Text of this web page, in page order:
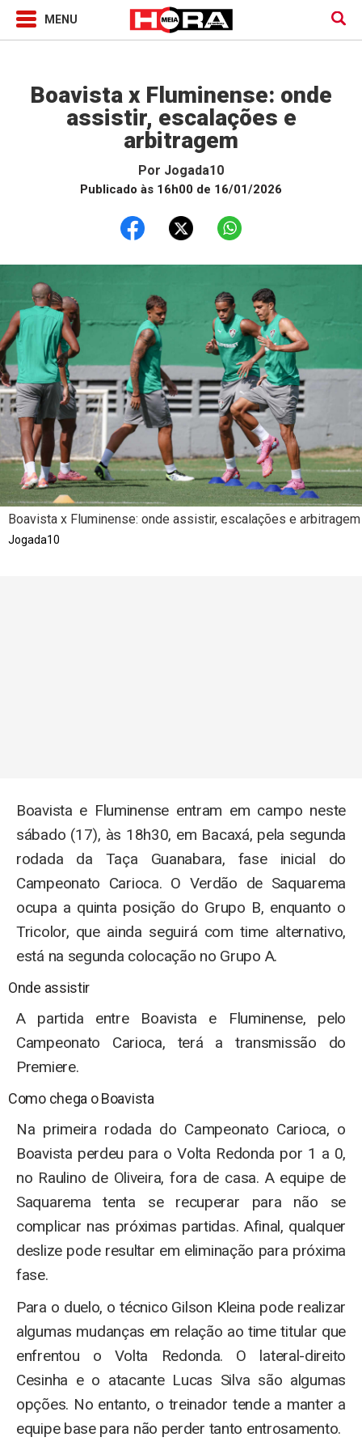
Boavista x Fluminense: onde
assistir, escalações e
arbitragem
Por Jogada10
Publicado às 16h00 de 16/01/2026
Boavista x Fluminense: onde assistir, escalações e arbitragem
Jogada10
Boavista e Fluminense entram em campo neste
sábado (17), às 18h30, em Bacaxá, pela segunda
rodada da Taça Guanabara, fase inicial do
Campeonato Carioca. O Verdão de Saquarema
ocupa a quinta posição do Grupo B, enquanto o
Tricolor, que ainda seguirá com time alternativo,
está na segunda colocação no Grupo A.
Onde assistir
A partida entre Boavista e Fluminense, pelo
Campeonato Carioca, terá a transmissão do
Premiere.
Como chega o Boavista
Na primeira rodada do Campeonato Carioca, o
Boavista perdeu para o Volta Redonda por 1 a 0,
no Raulino de Oliveira, fora de casa. A equipe de
Saquarema tenta se recuperar para não se
complicar nas próximas partidas. Afinal, qualquer
deslize pode resultar em eliminação para próxima
fase.
Para o duelo, o técnico Gilson Kleina pode realizar
algumas mudanças em relação ao time titular que
enfrentou o Volta Redonda. O lateral-direito
Cesinha e o atacante Lucas Silva são algumas
opções. No entanto, o treinador tende a manter a
equipe base para não perder tanto entrosamento.